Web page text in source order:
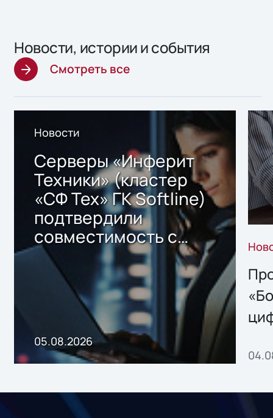
Новости, истории и события
Смотреть все
Новости
Серверы «Инферит
Техники» (кластер
«СФ Тех» ГК Softline)
подтвердили
совместимость с
решением Sharx
Storage 2.x для
хранения данных
05.08.2026